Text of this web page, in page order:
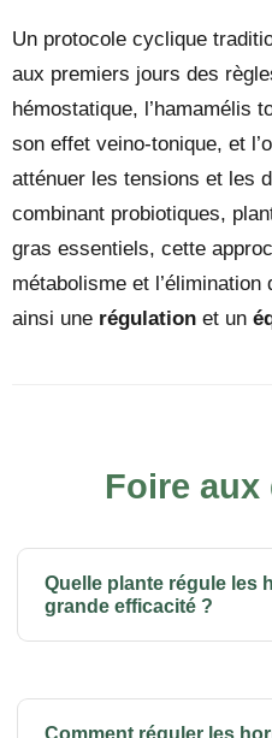
Un protocole cyclique
aux premiers jours des
hémostatique, l’hamamélis
son effet veino-tonique, et
atténuer les tensions et les
combinant probiotiques,
gras essentiels, cette
métabolisme et
ainsi une régulation et un
Foire
Quelle plante régule les
grande efficacité ?